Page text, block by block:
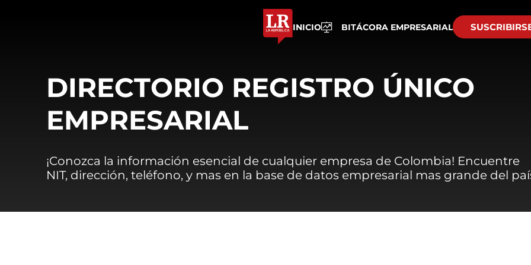
INICIO BITÁCORA EMPRESARIAL
DIRECTORIO REGISTRO ÚNICO
EMPRESARIAL
¡Conozca la información esencial de cualquier empresa de Colombia! Encuentre
NIT, dirección, teléfono, y mas en la base de datos empresarial mas grande del